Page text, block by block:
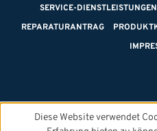
SERVICE-DIENSTLEISTUNGEN
REPARATURANTRAG
Diese Website verwendet